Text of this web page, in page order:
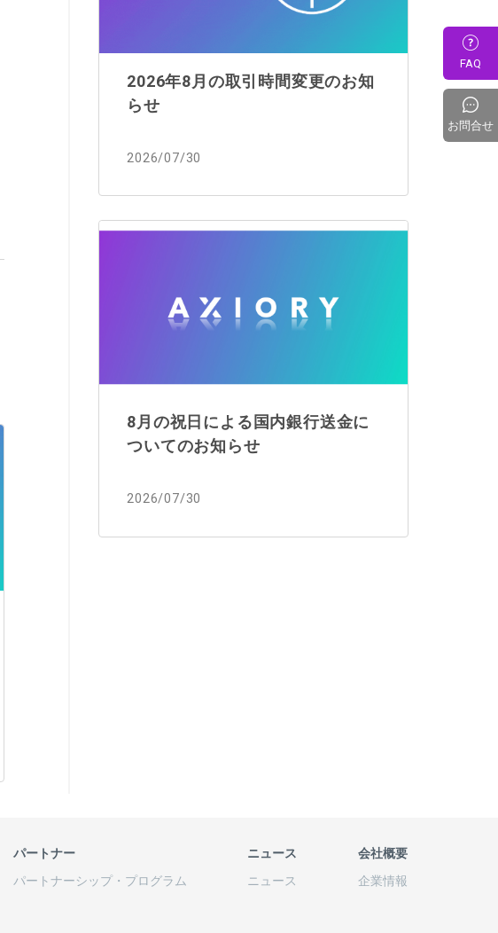
2026年8月の取引時間変更のお知
らせ
2026/07/30
8月の祝日による国内銀行送金に
ついてのお知らせ
2026/07/30
パートナー
パートナーシップ・ プログラム
ニュース
ニュース
会社概要
企業情報
FAQ
お問合せ